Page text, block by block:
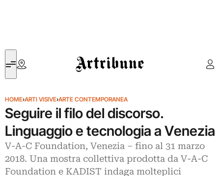
Artribune
HOME›ARTI VISIVE›ARTE CONTEMPORANEA
Seguire il filo del discorso.
Linguaggio e tecnologia a Venezia
V-A-C Foundation, Venezia ‒ fino al 31 marzo
2018. Una mostra collettiva prodotta da V-A-C
Foundation e KADIST indaga molteplici